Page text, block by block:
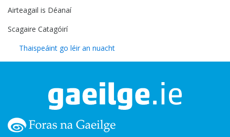
Airteagail is Déanaí
Scagaire Catagóirí
Thaispeáint go léir an nuacht